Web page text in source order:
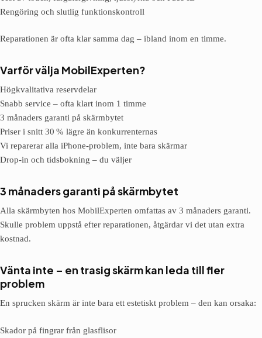
Rengöring och slutlig funktionskontroll
Reparationen är ofta klar samma dag – ibland inom en timme.
Varför välja MobilExperten?
Högkvalitativa reservdelar
Snabb service – ofta klart inom 1 timme
3 månaders garanti på skärmbytet
Priser i snitt 30 % lägre än konkurrenternas
Vi reparerar alla iPhone-problem, inte bara skärmar
Drop-in och tidsbokning – du väljer
3 månaders garanti på skärmbytet
Alla skärmbyten hos MobilExperten omfattas av 3 månaders garanti.
Skulle problem uppstå efter reparationen, åtgärdar vi det utan extra
kostnad.
Vänta inte – en trasig skärm kan leda till fler
problem
En sprucken skärm är inte bara ett estetiskt problem – den kan orsaka:
Skador på fingrar från glasflisor